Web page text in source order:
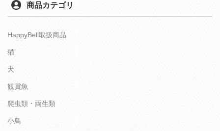
商品カテゴリ
HappyBell取扱商品
猫
犬
観賞魚
爬虫類・両生類
小鳥